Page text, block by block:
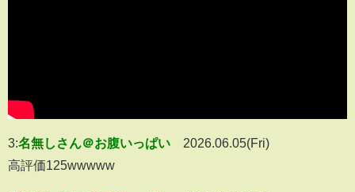
3:名無しさん＠お腹いっぱい
2026.06.05(Fri)
高評価125wwwww